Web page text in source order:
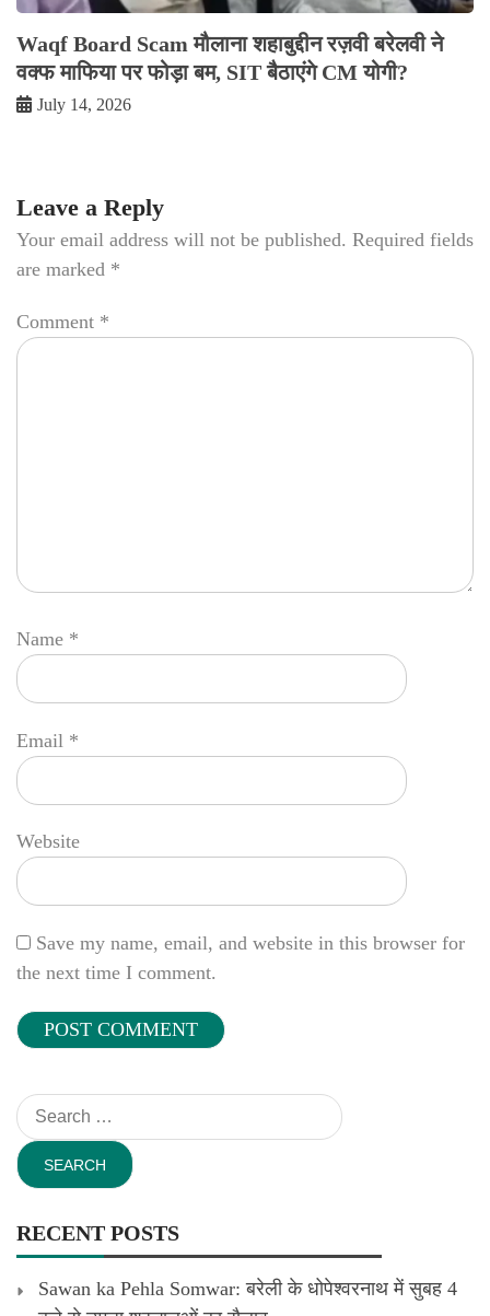
Waqf Board Scam मौलाना शहाबुद्दीन रज़वी बरेलवी ने
वक्फ माफिया पर फोड़ा बम, SIT बैठाएंगे CM योगी?
July 14, 2026
Leave a Reply
Your email address will not be published. Required fields
are marked *
Comment *
Name *
Email *
Website
Save my name, email, and website in this browser for
the next time I comment.
Search
for:
RECENT POSTS
Sawan ka Pehla Somwar: बरेली के धोपेश्वरनाथ में सुबह 4